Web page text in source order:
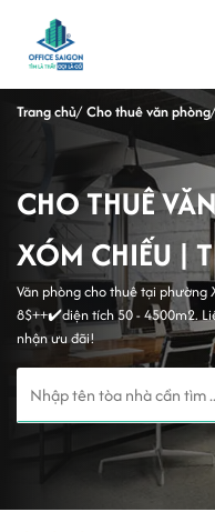
Trang chủ Cho thuê văn phòng
CHO THUÊ
XÓM CHIẾU |
Văn phòng cho thuê tại
8$++✔️diện tích 50 - 4500m2.
nhận ưu đãi!